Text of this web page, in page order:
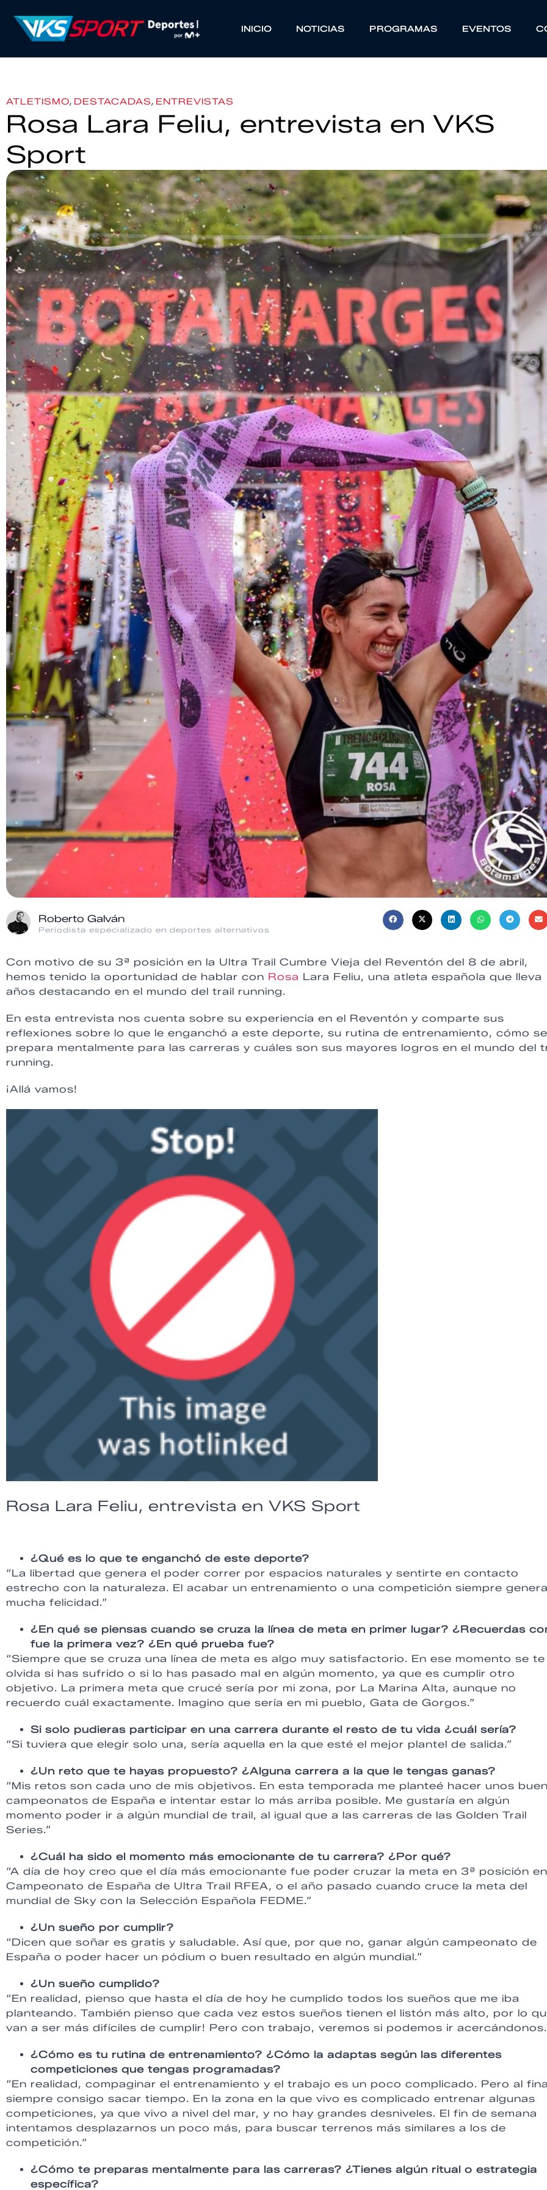
INICIO NOTICIAS PROGRAMAS EVENTOS
ATLETISMO, DESTACADAS, ENTREVISTAS
Rosa Lara Feliu, entrevista en VKS
Sport
Roberto Galván
Periodista especializado en deportes alternativos
Con motivo de su 3ª posición en la Ultra Trail Cumbre Vieja del Reventón del 8 de abril,
hemos tenido la oportunidad de hablar con Rosa Lara Feliu, una atleta española que lleva
años destacando en el mundo del trail running.
En esta entrevista nos cuenta sobre su experiencia en el Reventón y comparte sus
reflexiones sobre lo que le enganchó a este deporte, su rutina de entrenamiento, cómo se
prepara mentalmente para las carreras y cuáles son sus mayores logros en el mundo del
running.
¡Allá vamos!
Rosa Lara Feliu, entrevista en VKS Sport
¿Qué es lo que te enganchó de este deporte?
“La libertad que genera el poder correr por espacios naturales y sentirte en contacto
estrecho con la naturaleza. El acabar un entrenamiento o una competición siempre genera
mucha felicidad.”
¿En qué se piensas cuando se cruza la línea de meta en primer lugar? ¿Recuerdas
fue la primera vez? ¿En qué prueba fue?
“Siempre que se cruza una línea de meta es algo muy satisfactorio. En ese momento se te
olvida si has sufrido o si lo has pasado mal en algún momento, ya que es cumplir otro
objetivo. La primera meta que crucé sería por mi zona, por La Marina Alta, aunque no
recuerdo cuál exactamente. Imagino que sería en mi pueblo, Gata de Gorgos.”
Si solo pudieras participar en una carrera durante el resto de tu vida ¿cuál sería?
“Si tuviera que elegir solo una, sería aquella en la que esté el mejor plantel de salida.”
¿Un reto que te hayas propuesto? ¿Alguna carrera a la que le tengas ganas?
“Mis retos son cada uno de mis objetivos. En esta temporada me planteé hacer unos
campeonatos de España e intentar estar lo más arriba posible. Me gustaría en algún
momento poder ir a algún mundial de trail, al igual que a las carreras de las Golden Trail
Series.”
¿Cuál ha sido el momento más emocionante de tu carrera? ¿Por qué?
“A día de hoy creo que el día más emocionante fue poder cruzar la meta en 3ª posición
Campeonato de España de Ultra Trail RFEA, o el año pasado cuando cruce la meta del
mundial de Sky con la Selección Española FEDME.”
¿Un sueño por cumplir?
“Dicen que soñar es gratis y saludable. Así que, por que no, ganar algún campeonato de
España o poder hacer un pódium o buen resultado en algún mundial.”
¿Un sueño cumplido?
“En realidad, pienso que hasta el día de hoy he cumplido todos los sueños que me iba
planteando. También pienso que cada vez estos sueños tienen el listón más alto, por lo
van a ser más difíciles de cumplir! Pero con trabajo, veremos si podemos ir
¿Cómo es tu rutina de entrenamiento? ¿Cómo la adaptas según las diferentes
competiciones que tengas programadas?
“En realidad, compaginar el entrenamiento y el trabajo es un poco complicado. Pero al
siempre consigo sacar tiempo. En la zona en la que vivo es complicado entrenar algunas
competiciones, ya que vivo a nivel del mar, y no hay grandes desniveles. El fin de semana
intentamos desplazarnos un poco más, para buscar terrenos más similares a los de
competición.”
¿Cómo te preparas mentalmente para las carreras? ¿Tienes algún ritual o estrategia
específica?